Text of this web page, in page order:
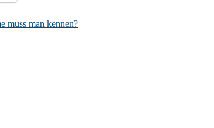
muss man kennen?